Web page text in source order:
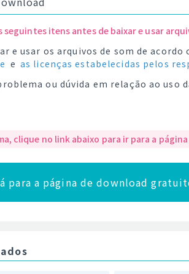
itens antes de baixar e usar
e usar os arquivos de som de acordo
e as licenças estabelecidas pelos
ou dúvida em relação ao uso
clique no link abaixo para ir para a
para a página de download